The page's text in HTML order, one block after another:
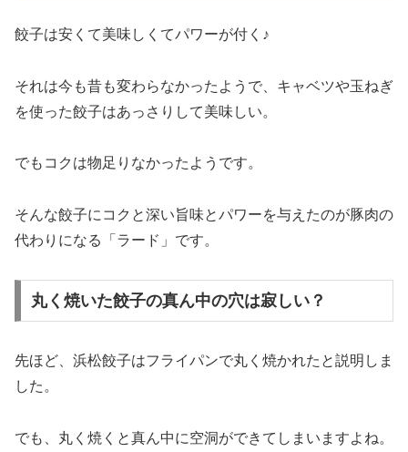
餃子は安くて美味しくてパワーが付く♪
それは今も昔も変わらなかったようで、キャベツや玉ねぎ
を使った餃子はあっさりして美味しい。
でもコクは物足りなかったようです。
そんな餃子にコクと深い旨味とパワーを与えたのが豚肉の
代わりになる「ラード」です。
丸く焼いた餃子の真ん中の穴は寂しい？
先ほど、浜松餃子はフライパンで丸く焼かれたと説明しま
した。
でも、丸く焼くと真ん中に空洞ができてしまいますよね。